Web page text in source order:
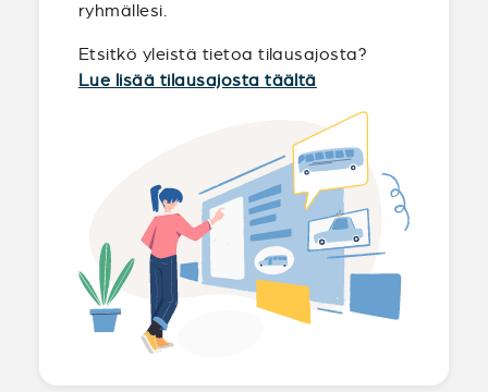
ryhmällesi.
Etsitkö yleistä tietoa tilausajosta?
Lue lisää tilausajosta täältä